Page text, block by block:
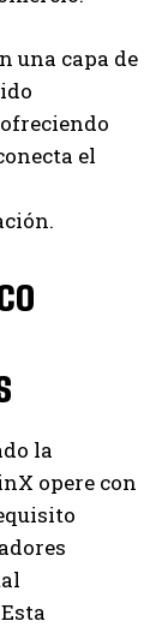
una capa de
el
la
opere con